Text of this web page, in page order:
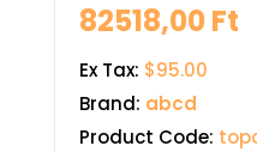
82518,00Ft
Ex Tax: $95.00
Brand: abcd
Product Code: